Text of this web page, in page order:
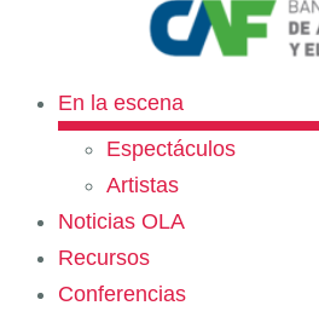
En la escena
Espectáculos
Artistas
Noticias OLA
Recursos
Conferencias